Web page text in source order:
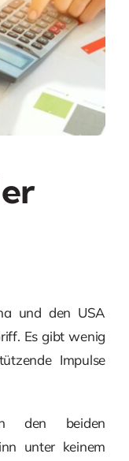
und den USA
Es gibt wenig
Impulse
den beiden
unter keinem